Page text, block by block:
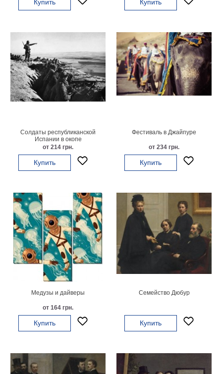
Купить Купить
Солдаты республиканской
Испании в окопе
от 214 грн.
Купить
Фестиваль в Джайпуре
от 234 грн.
Купить
Медузы и дайверы
от 164 грн.
Купить
Семейство Дюбур
Купить